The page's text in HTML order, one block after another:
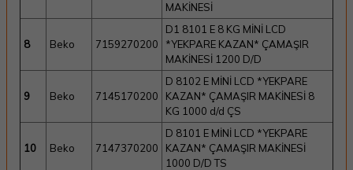
MAKİNESİ
8 Beko 7159270200
D1 8101 E 8 KG MİNİ LCD
*YEKPARE KAZAN* ÇAMAŞIR
MAKİNESİ 1200 D/D
9 Beko 7145170200
D 8102 E MİNİ LCD *YEKPARE
KAZAN* ÇAMAŞIR MAKİNESİ 8
KG 1000 d/d ÇS
10 Beko 7147370200
D 8101 E MİNİ LCD *YEKPARE
KAZAN* ÇAMAŞIR MAKİNESİ
1000 D/D TS